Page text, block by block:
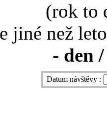
(rok to
jiné než
- den
Datum návštěvy :